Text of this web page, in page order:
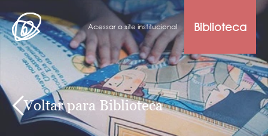
Acessar o site institucional Biblioteca
Voltar para Biblioteca